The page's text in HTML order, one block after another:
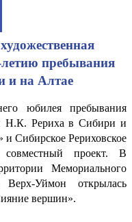
пребывания
и на Алтае
юбилея пребывания
Н.К. Рериха в Сибири и
Сибирское Рериховское
проект. В
Мемориального
Уймон открылась
вершин».